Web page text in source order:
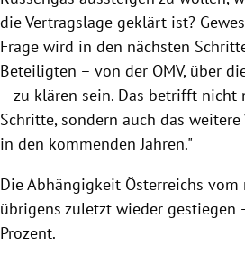
die Vertragslage geklärt ist?
Frage wird in den nächsten
Beteiligten – von der OMV, über
– zu klären sein. Das betrifft nicht
Schritte, sondern auch das weitere
in den kommenden Jahren."
Die Abhängigkeit Österreichs vom
übrigens zuletzt wieder gestiegen
Prozent.